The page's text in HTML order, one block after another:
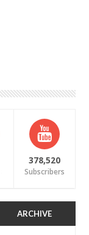
378,520
Subscribers
ARCHIVE